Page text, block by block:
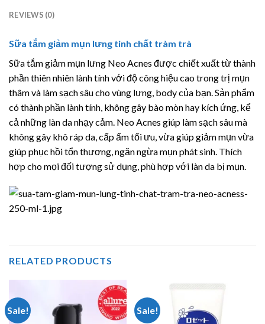
REVIEWS (0)
Sữa tắm giảm mụn lưng tinh chất tràm trà
Sữa tắm giảm mụn lưng Neo Acnes được chiết xuất từ thành
phần thiên nhiên lành tính với độ công hiệu cao trong trị mụn
thâm và làm sạch sâu cho vùng lưng, body của bạn. Sản phẩm
có thành phần lành tính, không gây bào mòn hay kích ứng, kể
cả những làn da nhạy cảm. Neo Acnes giúp làm sạch sâu mà
không gây khô ráp da, cấp ẩm tối ưu, vừa giúp giảm mụn vừa
giúp phục hồi tổn thương, ngăn ngừa mụn phát sinh. Thích
hợp cho mọi đối tượng sử dụng, phù hợp với làn da bị mụn.
RELATED PRODUCTS
Sale! Sale!